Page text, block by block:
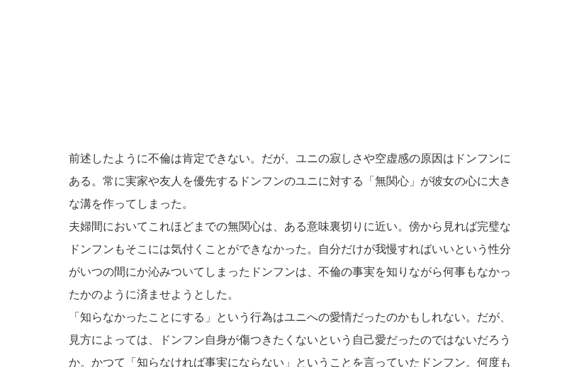
前述したように不倫は肯定できない。だが、ユニの寂しさや空虚感の原因はドンフンに
ある。常に実家や友人を優先するドンフンのユニに対する「無関心」が彼女の心に大き
な溝を作ってしまった。
夫婦間においてこれほどまでの無関心は、ある意味裏切りに近い。傍から見れば完璧な
ドンフンもそこには気付くことができなかった。自分だけが我慢すればいいという性分
がいつの間にか沁みついてしまったドンフンは、不倫の事実を知りながら何事もなかっ
たかのように済ませようとした。
「知らなかったことにする」という行為はユニへの愛情だったのかもしれない。だが、
見方によっては、ドンフン自身が傷つきたくないという自己愛だったのではないだろう
か。かつて「知らなければ事実にならない」ということを言っていたドンフン。何度も